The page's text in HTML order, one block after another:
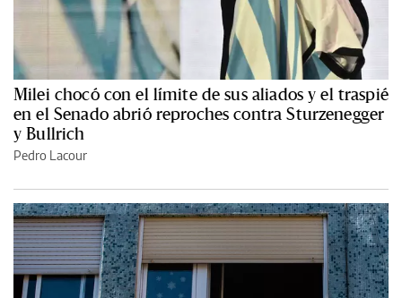
Milei chocó con el límite de sus aliados y el traspié
en el Senado abrió reproches contra Sturzenegger
y Bullrich
Pedro Lacour